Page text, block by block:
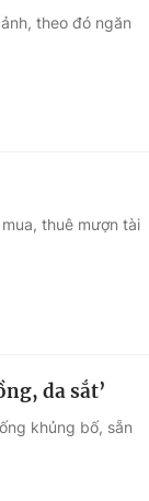
theo đó ngăn
thuê mượn tài
da sắt’
khủng bố, sẵn